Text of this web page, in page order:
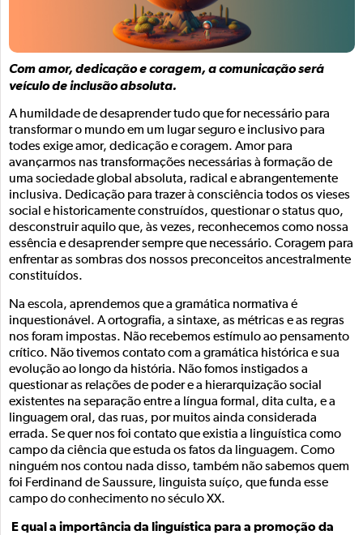
Com amor, dedicação e coragem, a comunicação será
veículo de inclusão absoluta.
A humildade de desaprender tudo que for necessário para
transformar o mundo em um lugar seguro e inclusivo para
todes exige amor, dedicação e coragem. Amor para
avançarmos nas transformações necessárias à formação de
uma sociedade global absoluta, radical e abrangentemente
inclusiva. Dedicação para trazer à consciência todos os vieses
social e historicamente construídos, questionar o status quo,
desconstruir aquilo que, às vezes, reconhecemos como nossa
essência e desaprender sempre que necessário. Coragem para
enfrentar as sombras dos nossos preconceitos ancestralmente
constituídos.
Na escola, aprendemos que a gramática normativa é
inquestionável. A ortografia, a sintaxe, as métricas e as regras
nos foram impostas. Não recebemos estímulo ao pensamento
crítico. Não tivemos contato com a gramática histórica e sua
evolução ao longo da história. Não fomos instigados a
questionar as relações de poder e a hierarquização social
existentes na separação entre a língua formal, dita culta, e a
linguagem oral, das ruas, por muitos ainda considerada
errada. Se quer nos foi contato que existia a linguística como
campo da ciência que estuda os fatos da linguagem. Como
ninguém nos contou nada disso, também não sabemos quem
foi Ferdinand de Saussure, linguista suíço, que funda esse
campo do conhecimento no século XX.
E qual a importância da linguística para a promoção da